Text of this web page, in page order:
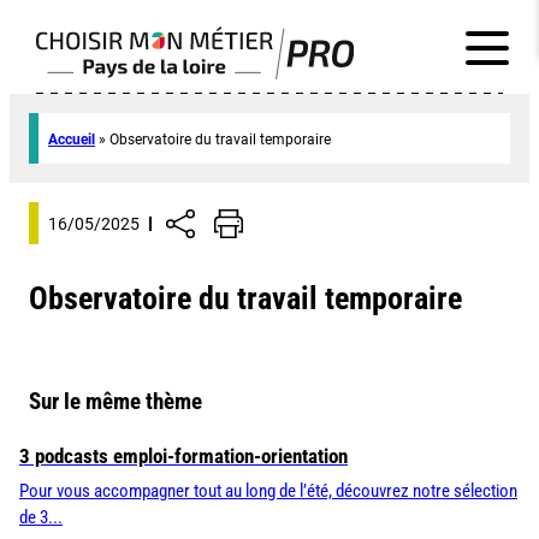
Accueil » Observatoire du travail temporaire
16/05/2025
Observatoire du travail temporaire
Sur le même thème
3 podcasts emploi-formation-orientation
Pour vous accompagner tout au long de l’été, découvrez notre sélection
de 3...